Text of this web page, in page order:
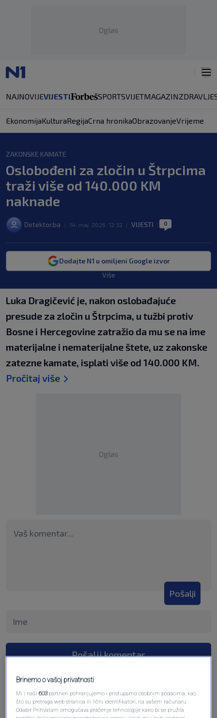
Oglas
NAJNOVIJEVIJESTI SPORTSVIJETMAGAZINZDRAVLJE
EkonomijaKulturaRegijaCrna hronikaObrazovanjeVrijeme
ZAKONSKE KAMATE
Oslobođeni za zločin u Štrpcima
traži više od 140.000 KM
naknade
Detektor.ba 14. maj. 2026. 12:32 VIJESTI 0
Dodajte N1 u omiljeni Google izvor
Više
Luka Dragičević je, nakon oslobađajuće
presude za zločin u Štrpcima, u tužbi protiv
Bosne i Hercegovine zatražio da mu se na ime
materijalne i nematerijalne štete, uz zakonske
zatezne kamate, isplati više od 140.000 KM.
Pročitaj više
Oglas
Pošalji
Pošalji komentar
Brinemo o vašoj privatnosti
Mi i naši603 partneri pohranjujemo i pristupamo osobnim podacima, kao
što su pretraga web stranica ili lični identifikatori, na vašem računaru .
Odabir Prihvatam omogućava praćenje tehnologije kako bi se pružila